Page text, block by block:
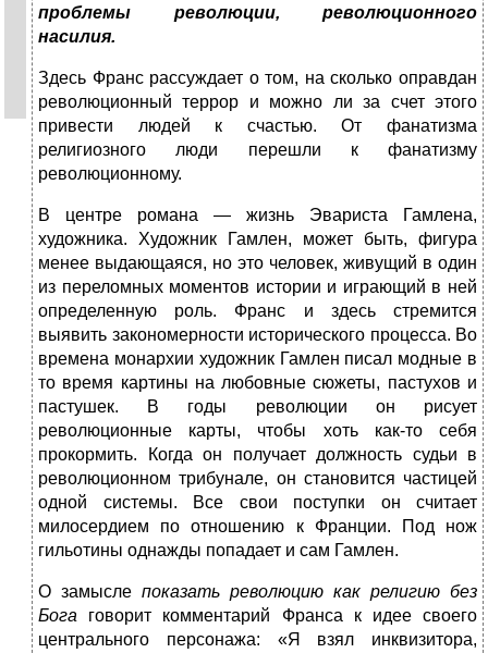
проблемы революции, революци­онного
насилия.
Здесь Франс рассуждает о том, на сколько оправдан
революционный террор и можно ли за счет этого
привести людей к счастью. От фанатизма
религиозного люди перешли к фанатизму
революционному.
В центре романа — жизнь Эвариста Гамлена,
художника. Ху­дожник Гамлен, может быть, фигура
менее выдающаяся, но это человек, живущий в один
из переломных момен­тов истории и играющий в ней
определенную роль. Франс и здесь стремится
выявить закономерности исторического процесса. Во
времена монархии художник Гамлен писал модные в
то время картины на любов­ные сюжеты, пастухов и
пастушек. В годы революции он рисует
революционные карты, чтобы хоть как-то себя
прокормить. Когда он получает должность судьи в
революционном трибунале, он становится частицей
одной системы. Все свои поступки он считает
милосердием по отношению к Франции. Под нож
гильотины однажды попадает и сам Гамлен.
О замысле показать революцию как религию без
Бога говорит комментарий Франса к идее своего
центрального персонажа: «Я взял инквизитора,